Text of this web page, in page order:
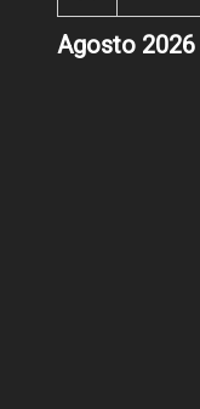
Agosto 2026